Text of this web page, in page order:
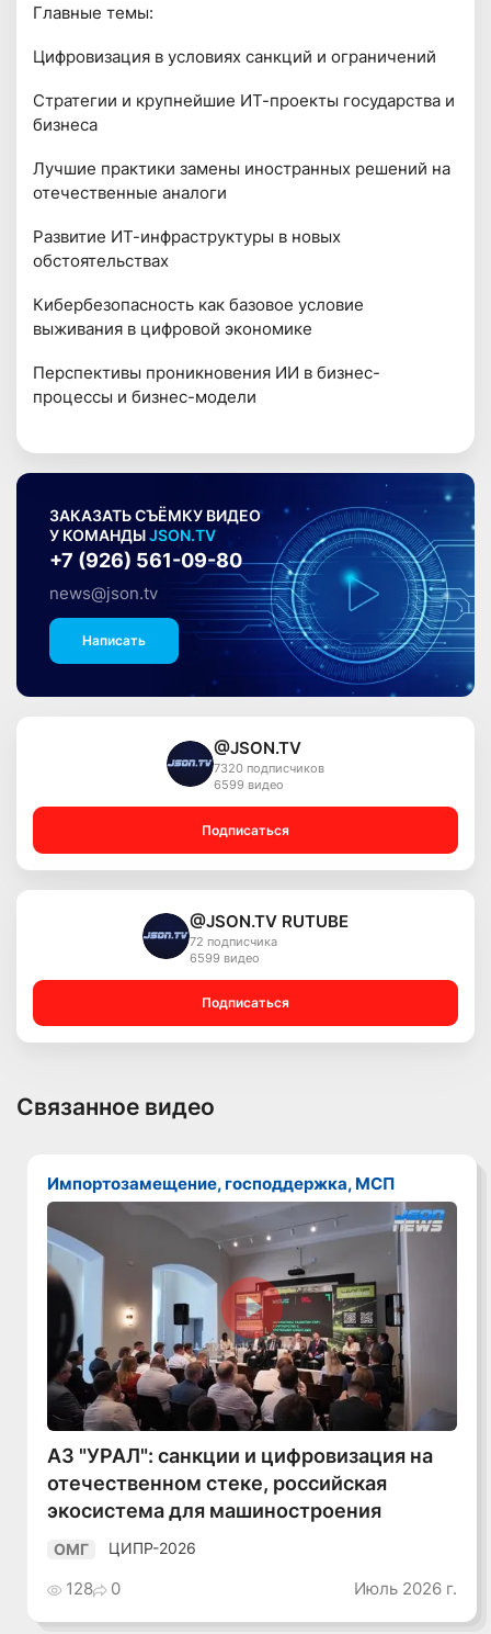
Главные темы:
Цифровизация в условиях санкций и ограничений
Стратегии и крупнейшие ИТ-проекты государства и
бизнеса
Лучшие практики замены иностранных решений на
отечественные аналоги
Развитие ИТ-инфраструктуры в новых
обстоятельствах
Кибербезопасность как базовое условие
выживания в цифровой экономике
Перспективы проникновения ИИ в бизнес-
процессы и бизнес-модели
ЗАКАЗАТЬ СЪЁМКУ ВИДЕО
У КОМАНДЫJSON.TV
+7 (926) 561-09-80
news@json.tv
Написать
@JSON.TV
7320 подписчиков
6599 видео
Подписаться
@JSON.TV RUTUBE
72 подписчика
6599 видео
Подписаться
Связанное видео
Импортозамещение, господдержка, МСП
Смотреть видео
АЗ "УРАЛ": санкции и цифровизация на
отечественном стеке, российская
экосистема для машиностроения
ОМГ ЦИПР-2026
128 0 Июль 2026 г.